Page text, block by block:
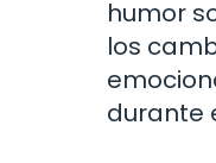
humor
los
durante